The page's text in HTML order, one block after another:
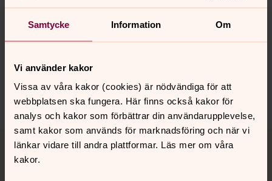
Samtycke Information Om
Vi använder kakor
Vissa av våra kakor (cookies) är nödvändiga för att
webbplatsen ska fungera. Här finns också kakor för
analys och kakor som förbättrar din användarupplevelse,
samt kakor som används för marknadsföring och när vi
länkar vidare till andra plattformar. Läs mer om våra
kakor.
Senast ändrad 29 oktober 2024
Synpunkter eller frågor på sidans
innehåll?
Dela
Tillbaka till toppen
Tillbaka till innehållet